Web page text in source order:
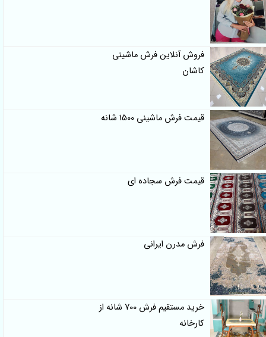
فروش آنلاین فرش ماشینی
کاشان
قیمت فرش ماشینی 1500 شانه
قیمت فرش سجاده ای
فرش مدرن ایرانی
خرید مستقیم فرش 700 شانه از
کارخانه